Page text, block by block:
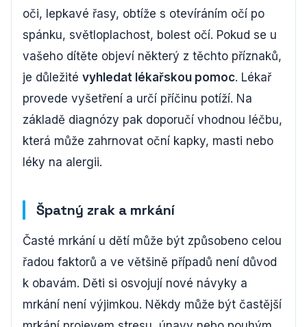
oči, lepkavé řasy, obtíže s otevíráním očí po
spánku, světloplachost, bolest očí. Pokud se u
vašeho dítěte objeví některý z těchto příznaků,
je důležité vyhledat lékařskou pomoc. Lékař
provede vyšetření a určí příčinu potíží. Na
základě diagnózy pak doporučí vhodnou léčbu,
která může zahrnovat oční kapky, masti nebo
léky na alergii.
Špatný zrak a mrkání
Časté mrkání u dětí může být způsobeno celou
řadou faktorů a ve většině případů není důvod
k obavám. Děti si osvojují nové návyky a
mrkání není výjimkou. Někdy může být častější